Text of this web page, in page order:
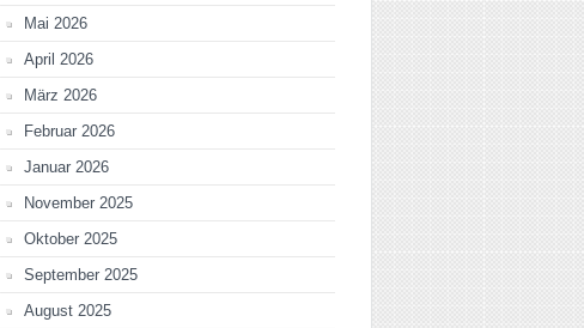
Mai 2026
April 2026
März 2026
Februar 2026
Januar 2026
November 2025
Oktober 2025
September 2025
August 2025